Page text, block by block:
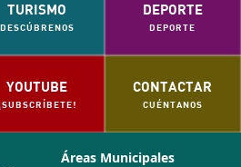
TURISMO
DESCÚBRENOS
DEPORTE
DEPORTE
YOUTUBE CONTACTAR
CUÉNTANOS
Áreas Municipales